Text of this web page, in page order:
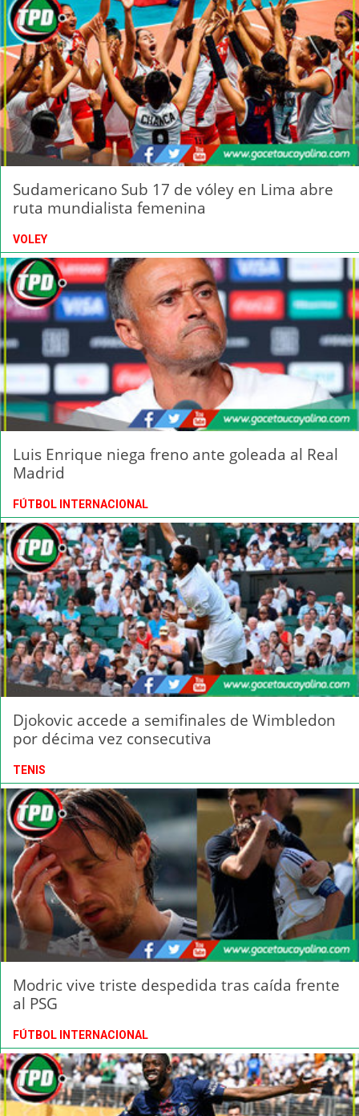
Sudamericano Sub 17 de vóley en Lima abre
ruta mundialista femenina
VOLEY
Luis Enrique niega freno ante goleada al Real
Madrid
FÚTBOL INTERNACIONAL
Djokovic accede a semifinales de Wimbledon
por décima vez consecutiva
TENIS
Modric vive triste despedida tras caída frente
al PSG
FÚTBOL INTERNACIONAL